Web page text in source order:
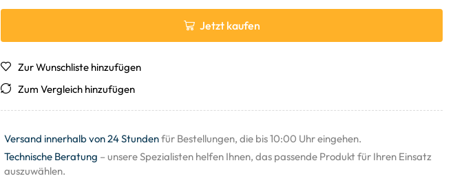
Jetzt kaufen
Zur Wunschliste hinzufügen
Zum Vergleich hinzufügen
Versand innerhalb von 24 Stundenfür Bestellungen, die bis 10:00 Uhr eingehen.
Technische Beratung – unsere Spezialisten helfen Ihnen, das passende Produkt für Ihren Einsatz
auszuwählen.